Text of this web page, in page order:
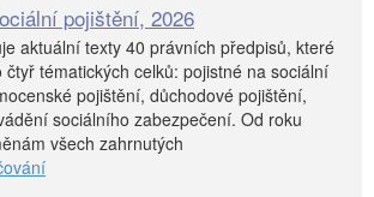
pojištění, 2026
aktuální texty 40 právních předpisů, které
tématických celků: pojistné na sociální
pojištění, důchodové pojištění,
sociálního zabezpečení. Od roku
všech zahrnutých